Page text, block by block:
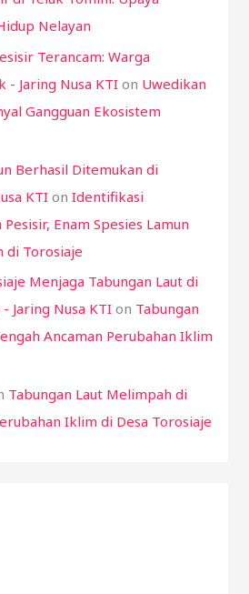
Nelayan
Terancam: Warga
- Jaring Nusa KTI on Uwedikan
Gangguan Ekosistem
Berhasil Ditemukan di
KTI onIdentifikasi
Enam Spesies Lamun
di Torosiaje
Menjaga Tabungan Laut di
Jaring Nusa KTI on Tabungan
Ancaman Perubahan Iklim
Tabungan Laut Melimpah di
Iklim di Desa Torosiaje